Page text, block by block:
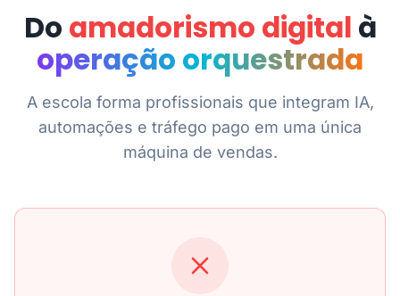
Do amadorismo digital à
operação orquestrada
A escola forma profissionais que integram IA,
automações e tráfego pago em uma única
máquina de vendas.